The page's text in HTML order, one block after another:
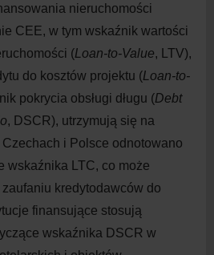
nieruchomości
CEE, w tym wskaźnik wartości
(Loan-to-Value, LTV),
do kosztów projektu (Loan-to-
pokrycia obsługi długu (Debt
, DSCR), utrzymują się na
Czechach i Polsce odnotowano
wskaźnika LTC, co może
kredytodawców do
finansujące stosują
wskaźnika DSCR w